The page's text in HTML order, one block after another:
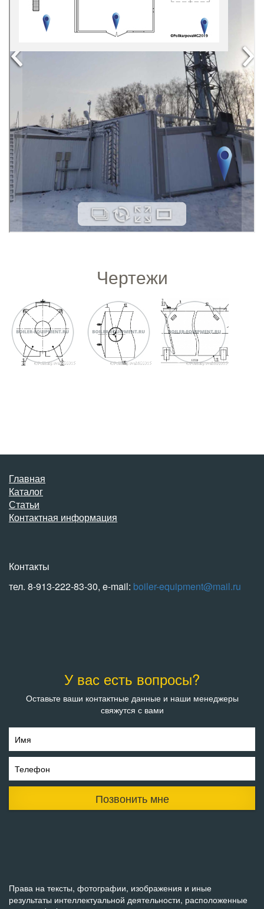
Чертежи
Главная
Каталог
Статьи
Контактная информация
Контакты
тел. 8-913-222-83-30, e-mail: boiler-equipment@mail.ru
У вас есть вопросы?
Оставьте ваши контактные данные и наши менеджеры
свяжутся с вами
Имя
Телефон
Позвонить мне
Права на тексты, фотографии, изображения и иные
результаты интеллектуальной деятельности, расположенные